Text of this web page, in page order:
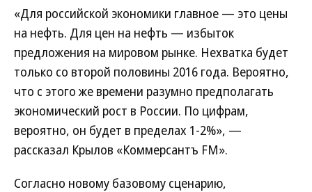
«Для российской экономики главное — это цены
на нефть. Для цен на нефть — избыток
предложения на мировом рынке. Нехватка будет
только со второй половины 2016 года. Вероятно,
что с этого же времени разумно предполагать
экономический рост в России. По цифрам,
вероятно, он будет в пределах 1-2%», —
рассказал Крылов «Коммерсантъ FM».
Согласно новому базовому сценарию,